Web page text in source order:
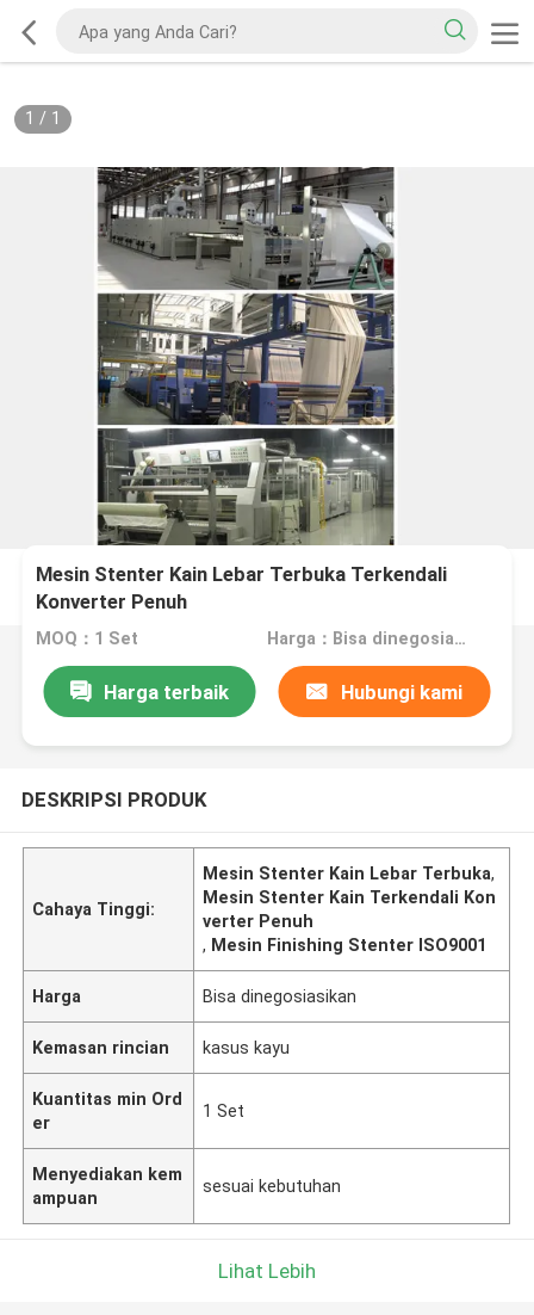
1 / 1
Mesin Stenter Kain Lebar Terbuka Terkendali
Konverter Penuh
MOQ：1 Set Harga：Bisa dinegosiasikan
Harga terbaik Hubungi kami
DESKRIPSI PRODUK
Cahaya Tinggi:
Mesin Stenter Kain Lebar Terbuka,
Mesin Stenter Kain Terkendali Kon
verter Penuh
, Mesin Finishing Stenter ISO9001
Harga Bisa dinegosiasikan
Kemasan rincian kasus kayu
Kuantitas min Ord
er
1 Set
Menyediakan kem
ampuan
sesuai kebutuhan
Lihat Lebih